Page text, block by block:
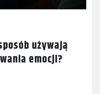
używają
emocji?